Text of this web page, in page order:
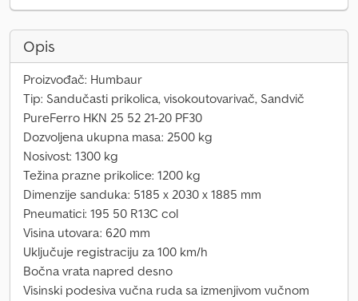
Opis
Proizvođač: Humbaur
Tip: Sandučasti prikolica, visokoutovarivač, Sandvič
PureFerro HKN 25 52 21-20 PF30
Dozvoljena ukupna masa: 2500 kg
Nosivost: 1300 kg
Težina prazne prikolice: 1200 kg
Dimenzije sanduka: 5185 x 2030 x 1885 mm
Pneumatici: 195 50 R13C col
Visina utovara: 620 mm
Uključuje registraciju za 100 km/h
Bočna vrata napred desno
Visinski podesiva vučna ruda sa izmenjivom vučnom